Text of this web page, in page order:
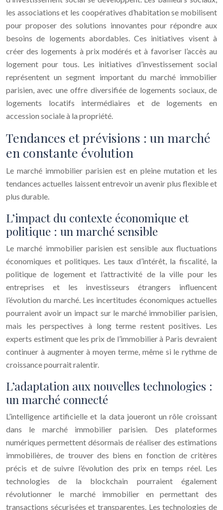
les associations et les coopératives d’habitation se mobilisent
pour proposer des solutions innovantes pour répondre aux
besoins de logements abordables. Ces initiatives visent à
créer des logements à prix modérés et à favoriser l’accès au
logement pour tous. Les initiatives d’investissement social
représentent un segment important du marché immobilier
parisien, avec une offre diversifiée de logements sociaux, de
logements locatifs intermédiaires et de logements en
accession sociale à la propriété.
Tendances et prévisions : un marché
en constante évolution
Le marché immobilier parisien est en pleine mutation et les
tendances actuelles laissent entrevoir un avenir plus flexible et
plus durable.
L’impact du contexte économique et
politique : un marché sensible
Le marché immobilier parisien est sensible aux fluctuations
économiques et politiques. Les taux d’intérêt, la fiscalité, la
politique de logement et l’attractivité de la ville pour les
entreprises et les investisseurs étrangers influencent
l’évolution du marché. Les incertitudes économiques actuelles
pourraient avoir un impact sur le marché immobilier parisien,
mais les perspectives à long terme restent positives. Les
experts estiment que les prix de l’immobilier à Paris devraient
continuer à augmenter à moyen terme, même si le rythme de
croissance pourrait ralentir.
L’adaptation aux nouvelles technologies :
un marché connecté
L’intelligence artificielle et la data joueront un rôle croissant
dans le marché immobilier parisien. Des plateformes
numériques permettent désormais de réaliser des estimations
immobilières, de trouver des biens en fonction de critères
précis et de suivre l’évolution des prix en temps réel. Les
technologies de la blockchain pourraient également
révolutionner le marché immobilier en permettant des
transactions sécurisées et transparentes. Les technologies de